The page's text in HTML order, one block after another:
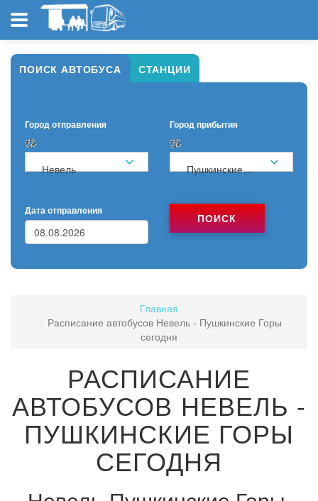
ПОИСК АВТОБУСА СТАНЦИИ
Город отправления
Невель
Город прибытия
Пушкинские Горы
Дата отправления
ПОИСК
Главная
Расписание автобусов Невель - Пушкинские Горы
сегодня
РАСПИСАНИЕ
АВТОБУСОВ НЕВЕЛЬ -
ПУШКИНСКИЕ ГОРЫ
СЕГОДНЯ